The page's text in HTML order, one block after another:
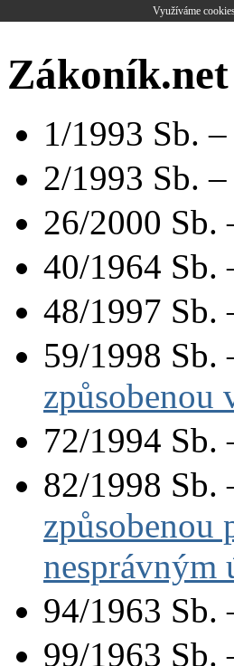
Využíváme
Zákoník.net
1/1993 Sb. –
2/1993 Sb. –
26/2000 Sb.
40/1964 Sb.
48/1997 Sb.
59/1998 Sb.
způsobenou
72/1994 Sb.
82/1998 Sb.
způsobenou
nesprávným
94/1963 Sb.
99/1963 Sb.